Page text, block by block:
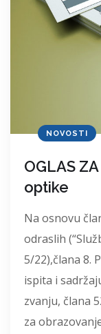
NOVOSTI
OGLAS
optike
Na osnovu
odraslih
5/22),člana 8.
ispita i
zvanju, člana
za